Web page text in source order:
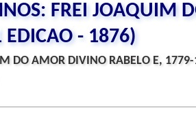
FREI JOAQUIM
EDICAO - 1876)
DO AMOR DIVINO RABELO E,